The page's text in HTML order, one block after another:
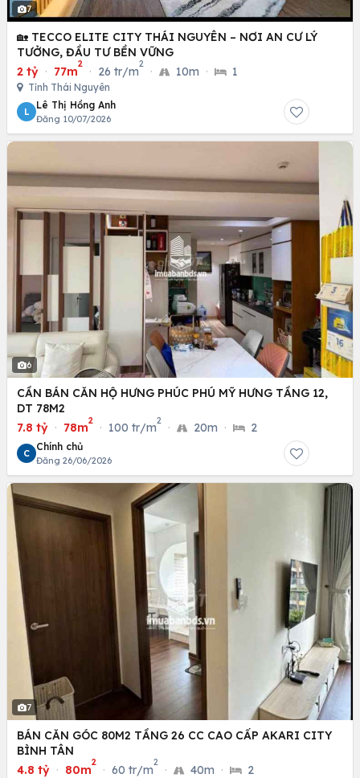
7
🏡 TECCO ELITE CITY THÁI NGUYÊN – NƠI AN CƯ LÝ
TƯỞNG, ĐẦU TƯ BỀN VỮNG
2 tỷ · 77m
2
· 26 tr/m
2
· 10m · 1
Tỉnh Thái Nguyên
L
Lê Thị Hồng Anh
Đăng 10/07/2026
6
CẦN BÁN CĂN HỘ HƯNG PHÚC PHÚ MỸ HƯNG TẦNG 12,
DT 78M2
7.8 tỷ · 78m
2
· 100 tr/m
2
· 20m · 2
C
Chính chủ
Đăng 26/06/2026
7
BÁN CĂN GÓC 80M2 TẦNG 26 CC CAO CẤP AKARI CITY
BÌNH TÂN
4.8 tỷ · 80m
2
· 60 tr/m
2
· 40m · 2